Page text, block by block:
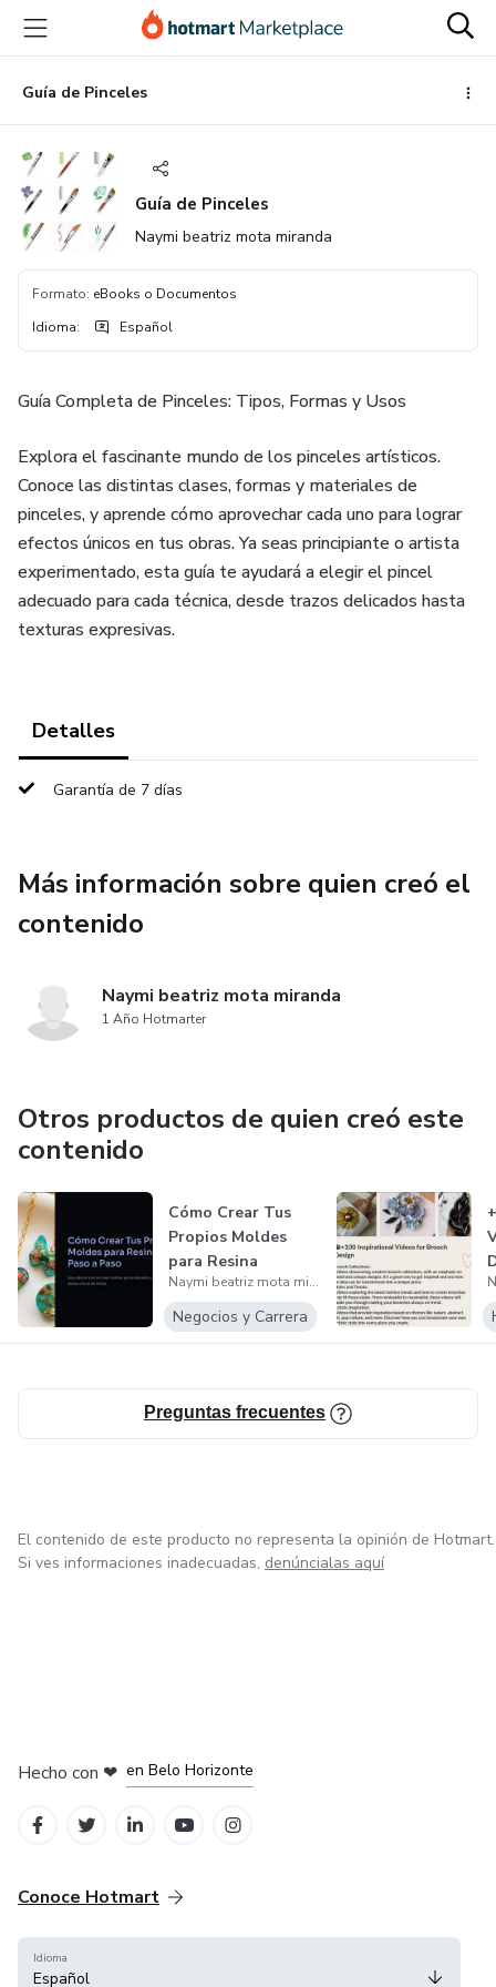
principal
página
de
página
Guía de Pinceles
Guía de Pinceles
Naymi beatriz mota miranda
Formato: eBooks o Documentos
Idioma: Español
Guía Completa de Pinceles: Tipos, Formas y Usos
Explora el fascinante mundo de los pinceles artísticos.
Conoce las distintas clases, formas y materiales de
pinceles, y aprende cómo aprovechar cada uno para lograr
efectos únicos en tus obras. Ya seas principiante o artista
experimentado, esta guía te ayudará a elegir el pincel
adecuado para cada técnica, desde trazos delicados hasta
texturas expresivas.
Detalles
Garantía de 7 días
Más información sobre quien creó el
contenido
Naymi beatriz mota miranda
1 Año Hotmarter
Otros productos de quien creó este
contenido
Cómo Crear Tus
Propios Moldes
para Resina
Naymi beatriz mota miranda
Negocios y Carrera
Preguntas frecuentes
El contenido de este producto no representa la opinión de Hotmart.
Si ves informaciones inadecuadas, denúncialas aquí
Hecho con ❤ en Belo Horizonte
Conoce Hotmart
Idioma
Español